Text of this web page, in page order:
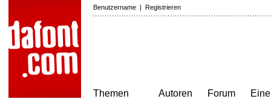
Benutzername | Registrieren
Themen
Autoren
Forum